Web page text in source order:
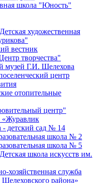
школа "Юность"
художественная
вестник
творчества"
музей Г.И. Шелехова
центр
отопительные
центр"
«Журавлик
- детский сад № 14
школа № 2
школа № 5
школа искусств им.
служба
района»